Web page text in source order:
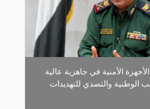
الأمنية في جاهزية عالية
الوطنية والتصدي للتهديدات